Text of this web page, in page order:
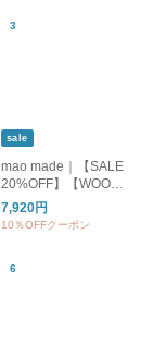
sale
mao made｜【SALE
20%OFF】【WOODY
別注カラー】クルーネ
ックカーディガン UV
ボーダー 611113
7,920円
10％OFFクーポン